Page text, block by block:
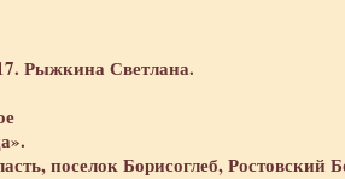
Рыжкина Светлана.
поселок Борисоглеб, Ростовский